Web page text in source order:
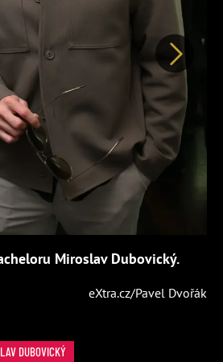
Další
Miroslav Dubovický.
eXtra.cz/Pavel Dvořák
DUBOVICKÝ